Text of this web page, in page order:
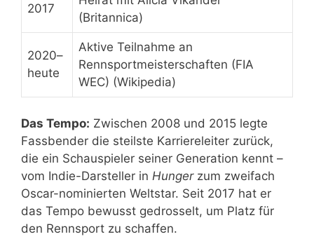
2017
(Britannica)
2020–
heute
Aktive Teilnahme an
Rennsportmeisterschaften (FIA
WEC) (Wikipedia)
Das Tempo: Zwischen 2008 und 2015 legte
Fassbender die steilste Karriereleiter zurück,
die ein Schauspieler seiner Generation kennt –
vom Indie-Darsteller in Hungerzum zweifach
Oscar-nominierten Weltstar. Seit 2017 hat er
das Tempo bewusst gedrosselt, um Platz für
den Rennsport zu schaffen.